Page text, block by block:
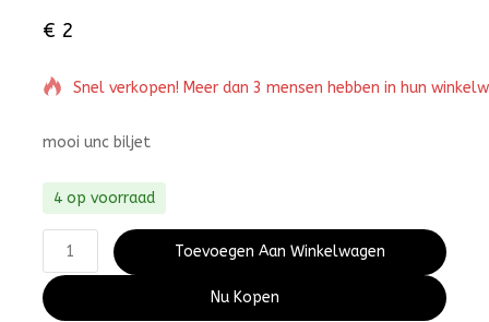
€ 2
Snel verkopen! Meer dan 3 mensen hebben in hun
mooi unc biljet
4 op voorraad
Toevoegen Aan Winkelwagen
Nu Kopen